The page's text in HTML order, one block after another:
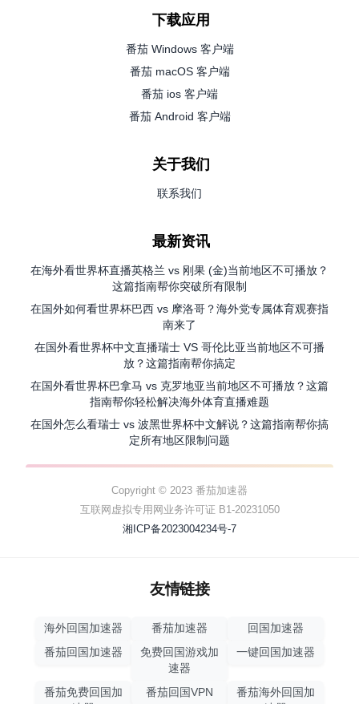
下载应用
番茄 Windows 客户端
番茄 macOS 客户端
番茄 ios 客户端
番茄 Android 客户端
关于我们
联系我们
最新资讯
在海外看世界杯直播英格兰 vs 刚果 (金)当前地区不可播放？
这篇指南帮你突破所有限制
在国外如何看世界杯巴西 vs 摩洛哥？海外党专属体育观赛指
南来了
在国外看世界杯中文直播瑞士 VS 哥伦比亚当前地区不可播
放？这篇指南帮你搞定
在国外看世界杯巴拿马 vs 克罗地亚当前地区不可播放？这篇
指南帮你轻松解决海外体育直播难题
在国外怎么看瑞士 vs 波黑世界杯中文解说？这篇指南帮你搞
定所有地区限制问题
Copyright © 2023 番茄加速器
互联网虚拟专用网业务许可证 B1-20231050
湘ICP备2023004234号-7
友情链接
海外回国加速器 番茄加速器
回国加速器
番茄回国加速器
免费回国游戏加
速器
一键回国加速器
番茄免费回国加
番茄回国VPN
番茄海外回国加